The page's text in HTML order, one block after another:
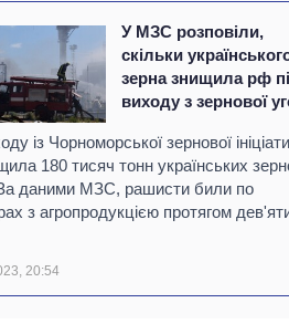
У МЗС розповіли,
скільки
зерна знищила рф
виходу з зернової
із Чорноморської зернової
180 тисяч тонн українських
даними МЗС, рашисти били по
з агропродукцією протягом
20:54